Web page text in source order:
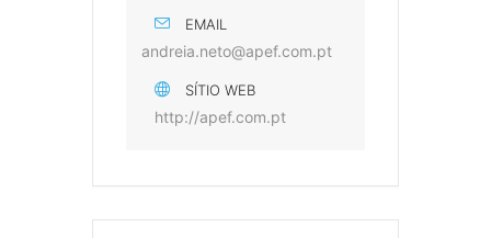
EMAIL
andreia.neto@apef.com.pt
SÍTIO WEB
http://apef.com.pt